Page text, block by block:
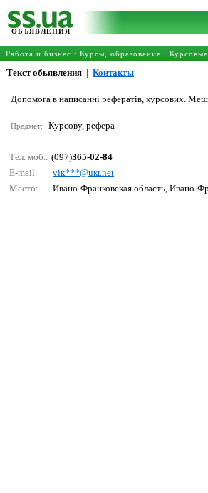
ОБЪЯВЛЕНИЯ
Работа и бизнес : Курсы, образование :
Текст обьявления | Контакты
Допомога в написанні рефератів, курсових.
Предмет: Курсову, рефера
Тел. моб.: (097)365-02-84
E-mail:
viк***@uкr.nеt
Место:
Ивано-Франковская область, Ивано-